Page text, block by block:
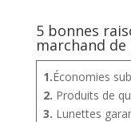
5 bonnes
marchand
1.Économies
2. Produits de
3. Lunettes